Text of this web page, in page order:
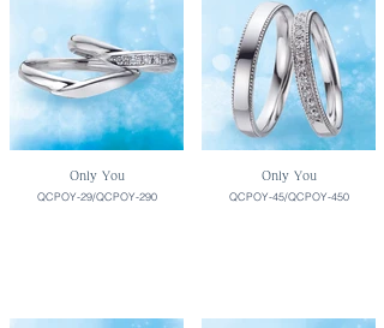
Only You
QCPOY-29/QCPOY-290
Only You
QCPOY-45/QCPOY-450